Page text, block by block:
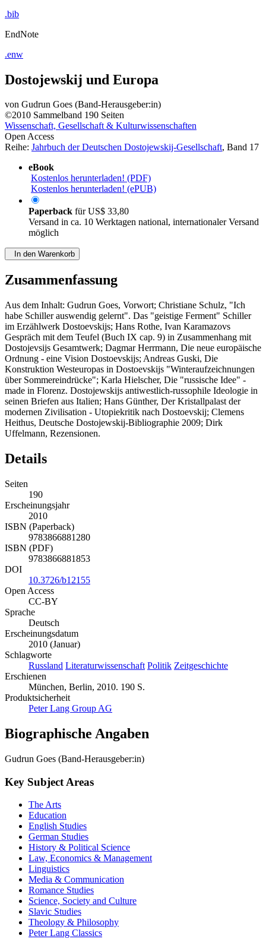
.bib
EndNote
.enw
Dostojewskij und Europa
von Gudrun Goes (Band-Herausgeber:in)
©2010 Sammelband 190 Seiten
Wissenschaft, Gesellschaft & Kulturwissenschaften
Open Access
Reihe: Jahrbuch der Deutschen Dostojewskij-Gesellschaft, Band 17
eBook
Kostenlos herunterladen! (PDF)
Kostenlos herunterladen! (ePUB)
Paperback fürUS$ 33,80
Versand in ca. 10 Werktagen national, internationaler Versand
möglich
In den Warenkorb
Zusammenfassung
Aus dem Inhalt: Gudrun Goes, Vorwort; Christiane Schulz, "Ich
habe Schiller auswendig gelernt". Das "geistige Ferment" Schiller
im Erzählwerk Dostoevskijs; Hans Rothe, Ivan Karamazovs
Gespräch mit dem Teufel (Buch IX cap. 9) in Zusammenhang mit
Dostojevsijs Gesamtwerk; Dagmar Herrmann, Die neue europäische
Ordnung - eine Vision Dostoevskijs; Andreas Guski, Die
Konstruktion Westeuropas in Dostoevskijs "Winteraufzeichnungen
über Sommereindrücke"; Karla Hielscher, Die "russische Idee" -
made in Florenz. Dostojewskijs antiwestlich-russophile Ideologie in
seinen Briefen aus Italien; Hans Günther, Der Kristallpalast der
modernen Zivilisation - Utopiekritik nach Dostoevskij; Clemens
Heithus, Deutsche Dostojewskij-Bibliographie 2009; Dirk
Uffelmann, Rezensionen.
Details
Seiten
190
Erscheinungsjahr
2010
ISBN (Paperback)
9783866881280
ISBN (PDF)
9783866881853
DOI
10.3726/b12155
Open Access
CC-BY
Sprache
Deutsch
Erscheinungsdatum
2010 (Januar)
Schlagworte
Russland Literaturwissenschaft Politik Zeitgeschichte
Erschienen
München, Berlin, 2010. 190 S.
Produktsicherheit
Peter Lang Group AG
Biographische Angaben
Gudrun Goes (Band-Herausgeber:in)
Key Subject Areas
The Arts
Education
English Studies
German Studies
History & Political Science
Law, Economics & Management
Linguistics
Media & Communication
Romance Studies
Science, Society and Culture
Slavic Studies
Theology & Philosophy
Peter Lang Classics